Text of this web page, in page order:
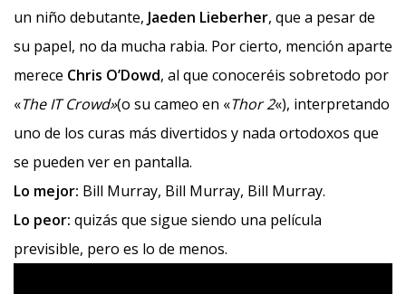
un niño debutante, Jaeden Lieberher, que a pesar de
su papel, no da mucha rabia. Por cierto, mención aparte
merece Chris O’Dowd, al que conoceréis sobretodo por
«The IT Crowd»(o su cameo en «Thor 2«), interpretando
uno de los curas más divertidos y nada ortodoxos que
se pueden ver en pantalla.
Lo mejor: Bill Murray, Bill Murray, Bill Murray.
Lo peor: quizás que sigue siendo una película
previsible, pero es lo de menos.